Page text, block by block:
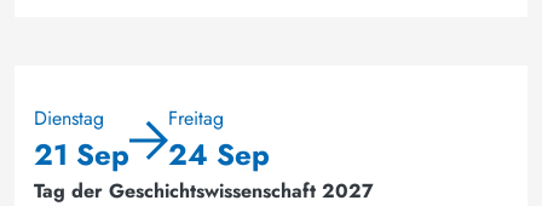
Dienstag
21 Sep
Freitag
24 Sep
Tag der Geschichtswissenschaft 2027